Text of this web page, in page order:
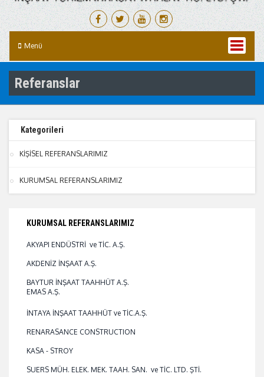
Menü
Referanslar
Kategorileri
KİŞİSEL REFERANSLARIMIZ
KURUMSAL REFERANSLARIMIZ
KURUMSAL REFERANSLARIMIZ
AKYAPI ENDÜSTRİ ve TİC. A.Ş.
AKDENİZ İNŞAAT A.Ş.
BAYTUR İNŞAAT TAAHHÜT A.Ş.
EMAS A.Ş.
İNTAYA İNŞAAT TAAHHÜT ve TİC.A.Ş.
RENARASANCE CONSTRUCTION
KASA - STROY
SUERS MÜH. ELEK. MEK. TAAH. SAN. ve TİC. LTD. ŞTİ.